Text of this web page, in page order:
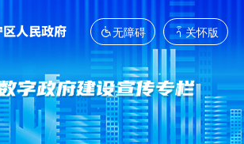
无障碍 关怀版